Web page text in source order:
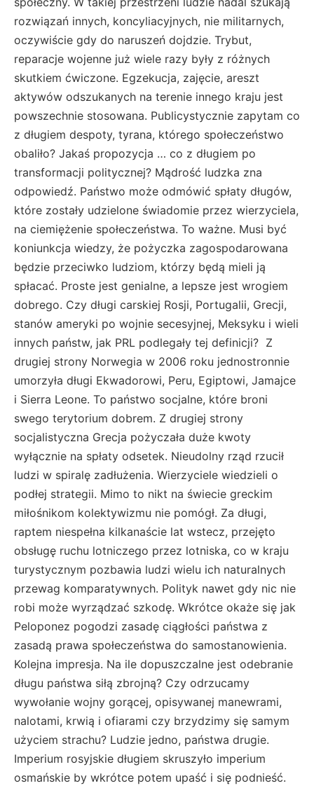
rozwiązań innych, koncyliacyjnych, nie militarnych,
oczywiście gdy do naruszeń dojdzie. Trybut,
reparacje wojenne już wiele razy były z różnych
skutkiem ćwiczone. Egzekucja, zajęcie, areszt
aktywów odszukanych na terenie innego kraju jest
powszechnie stosowana. Publicystycznie zapytam co
z długiem despoty, tyrana, którego społeczeństwo
obaliło? Jakaś propozycja … co z długiem po
transformacji politycznej? Mądrość ludzka zna
odpowiedź. Państwo może odmówić spłaty długów,
które zostały udzielone świadomie przez wierzyciela,
na ciemiężenie społeczeństwa. To ważne. Musi być
koniunkcja wiedzy, że pożyczka zagospodarowana
będzie przeciwko ludziom, którzy będą mieli ją
spłacać. Proste jest genialne, a lepsze jest wrogiem
dobrego. Czy długi carskiej Rosji, Portugalii, Grecji,
stanów ameryki po wojnie secesyjnej, Meksyku i wieli
innych państw, jak PRL podlegały tej definicji? Z
drugiej strony Norwegia w 2006 roku jednostronnie
umorzyła długi Ekwadorowi, Peru, Egiptowi, Jamajce
i Sierra Leone. To państwo socjalne, które broni
swego terytorium dobrem. Z drugiej strony
socjalistyczna Grecja pożyczała duże kwoty
wyłącznie na spłaty odsetek. Nieudolny rząd rzucił
ludzi w spiralę zadłużenia. Wierzyciele wiedzieli o
podłej strategii. Mimo to nikt na świecie greckim
miłośnikom kolektywizmu nie pomógł. Za długi,
raptem niespełna kilkanaście lat wstecz, przejęto
obsługę ruchu lotniczego przez lotniska, co w kraju
turystycznym pozbawia ludzi wielu ich naturalnych
przewag komparatywnych. Polityk nawet gdy nic nie
robi może wyrządzać szkodę. Wkrótce okaże się jak
Peloponez pogodzi zasadę ciągłości państwa z
zasadą prawa społeczeństwa do samostanowienia.
Kolejna impresja. Na ile dopuszczalne jest odebranie
długu państwa siłą zbrojną? Czy odrzucamy
wywołanie wojny gorącej, opisywanej manewrami,
nalotami, krwią i ofiarami czy brzydzimy się samym
użyciem strachu? Ludzie jedno, państwa drugie.
Imperium rosyjskie długiem skruszyło imperium
osmańskie by wkrótce potem upaść i się podnieść.